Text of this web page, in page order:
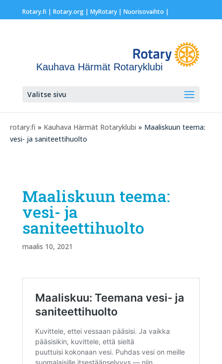
Rotary.fi | Rotary.org| MyRotary | Nuorisovaihto |
Kauhava Härmät Rotaryklubi
Valitse sivu
rotary.fi » Kauhava Härmät Rotaryklubi » Maaliskuun teema:
vesi- ja saniteettihuolto
Maaliskuun teema:
vesi- ja
saniteettihuolto
maalis 10, 2021